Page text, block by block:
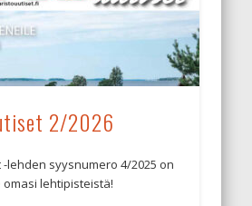
2/2026
lehden syysnumero 4/2025 on
omasi lehtipisteistä!